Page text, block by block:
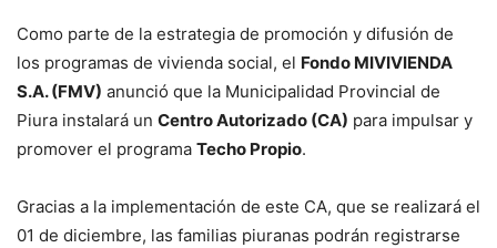
Como parte de la estrategia de promoción y difusión de
los programas de vivienda social, el Fondo MIVIVIENDA
S.A. (FMV) anunció que la Municipalidad Provincial de
Piura instalará un Centro Autorizado (CA) para impulsar y
promover el programa Techo Propio.
Gracias a la implementación de este CA, que se realizará el
01 de diciembre, las familias piuranas podrán registrarse